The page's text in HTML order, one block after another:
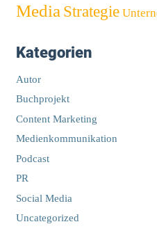
Media Strategie
Kategorien
Autor
Buchprojekt
Content Marketing
Medienkommunikation
Podcast
PR
Social Media
Uncategorized